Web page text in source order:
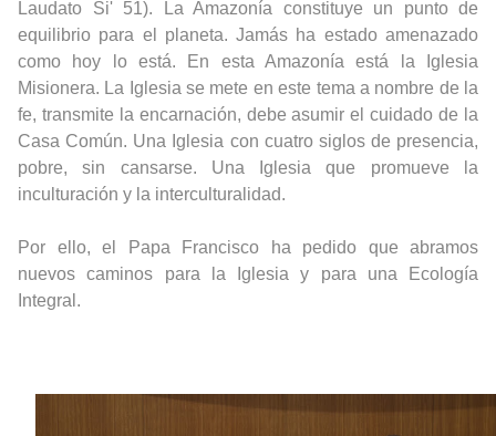
Laudato Si' 51). La Amazonía constituye un punto de
equilibrio para el planeta. Jamás ha estado amenazado
como hoy lo está.
En esta Amazonía está la Iglesia
Misionera. La Iglesia se mete en este tema a nombre de la
fe, transmite la encarnación, debe asumir el cuidado de la
Casa Común. Una Iglesia con cuatro siglos de presencia,
pobre, sin cansarse. Una Iglesia que promueve la
inculturación y la interculturalidad.
Por ello, el Papa Francisco ha pedido que abramos
nuevos caminos para la Iglesia y para una Ecología
Integral.